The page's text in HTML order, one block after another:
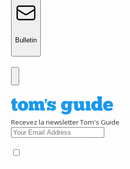
Bulletin
Recevez la newsletter Tom's Guide